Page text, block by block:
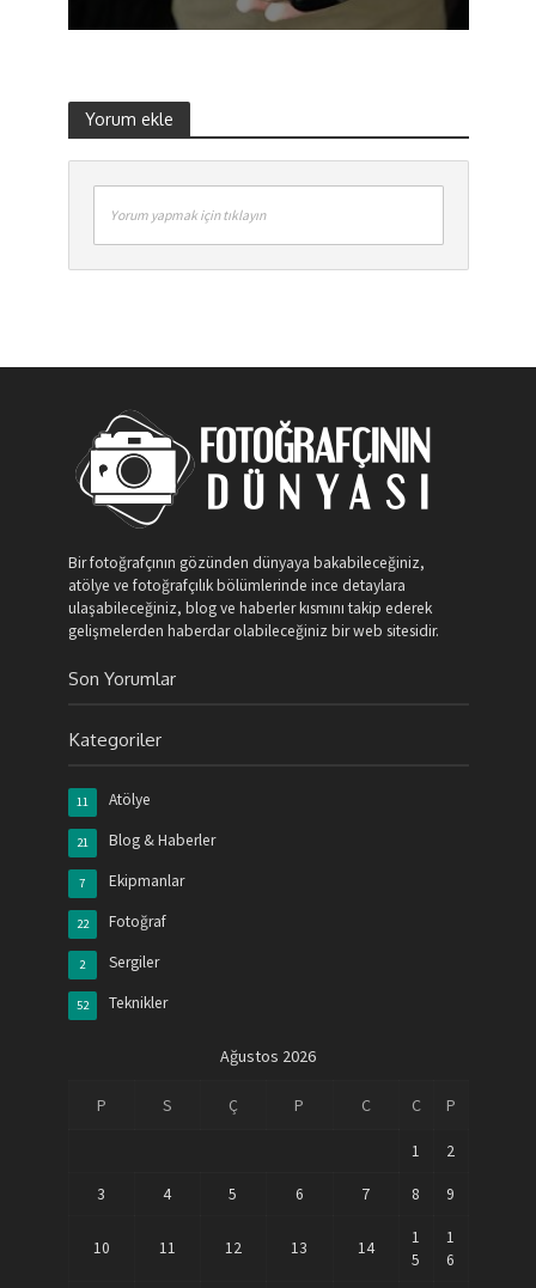
Yorum ekle
Yorum yapmak için tıklayın
Bir fotoğrafçının gözünden dünyaya bakabileceğiniz,
atölye ve fotoğrafçılık bölümlerinde ince detaylara
ulaşabileceğiniz, blog ve haberler kısmını takip ederek
gelişmelerden haberdar olabileceğiniz bir web sitesidir.
Son Yorumlar
Kategoriler
Atölye
11
Blog & Haberler
21
Ekipmanlar
7
Fotoğraf
22
Sergiler
2
Teknikler
52
Ağustos 2026
P S Ç P C C P
1 2
3 4 5 6 7 8 9
10 11 12 13 14
1
5
1
6